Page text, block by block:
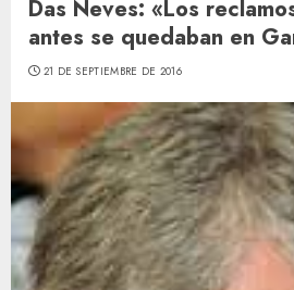
Das Neves: «Los
antes se quedaban en
21 DE SEPTIEMBRE DE 2016